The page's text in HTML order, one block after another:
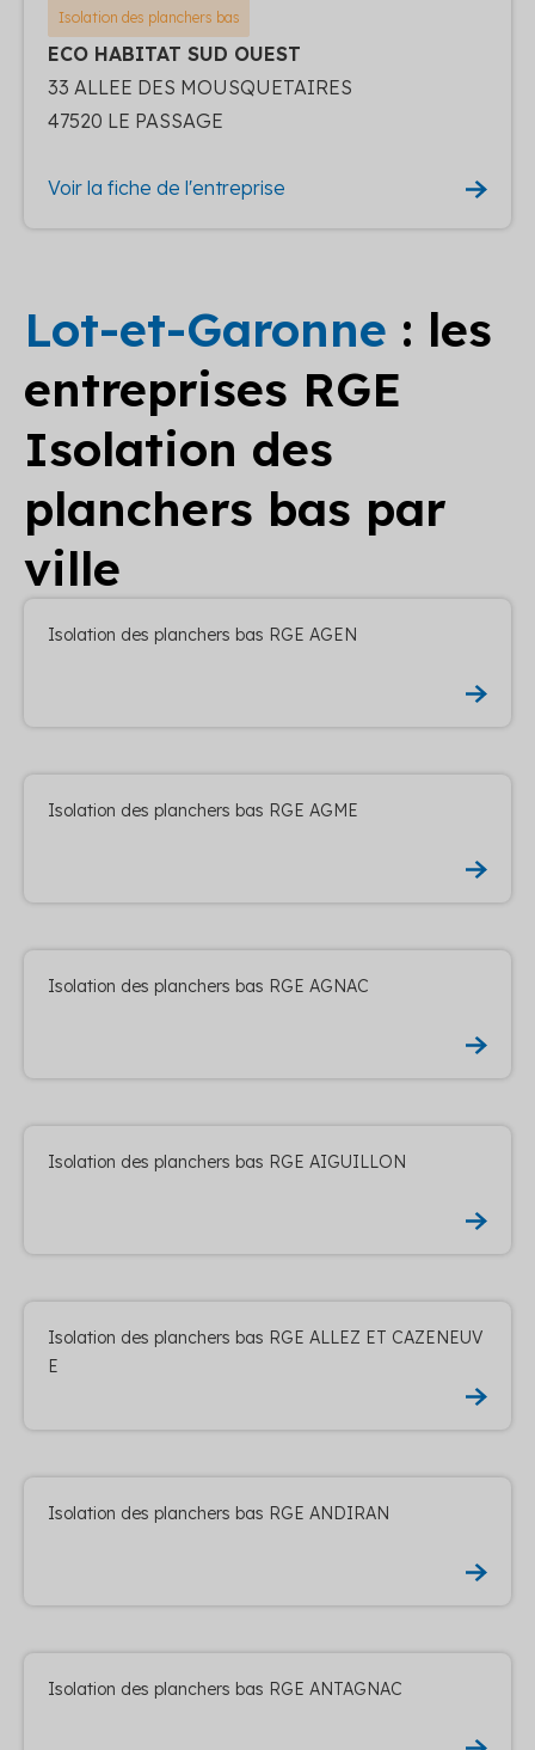
Isolation des planchers bas
ECO HABITAT SUD OUEST
33 ALLEE DES MOUSQUETAIRES
47520 LE PASSAGE
Voir la fiche de l'entreprise
Lot-et-Garonne : les
entreprises RGE
Isolation des
planchers bas par
ville
Isolation des planchers bas RGE AGEN
Isolation des planchers bas RGE AGME
Isolation des planchers bas RGE AGNAC
Isolation des planchers bas RGE AIGUILLON
Isolation des planchers bas RGE ALLEZ ET CAZENEUV
E
Isolation des planchers bas RGE ANDIRAN
Isolation des planchers bas RGE ANTAGNAC